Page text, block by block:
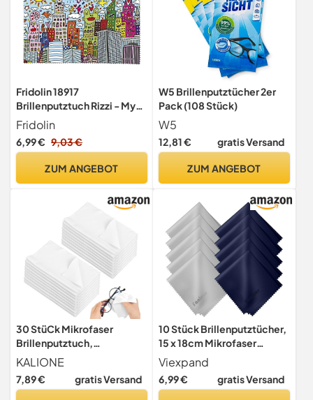
Fridolin 18917
Brillenputztuch Rizzi - My
New York City, Mikrofaser,
bunt, 18 x 12,5 x 1 cm
Fridolin
6,99 € 9,03 €
ZUM ANGEBOT
W5 Brillenputztücher 2er
Pack (108 Stück)
W5
12,81 € gratis Versand
ZUM ANGEBOT
30 StüCk Mikrofaser
Brillenputztuch,
Brillenputztuch 15 X 18 Cm
Mikrofaser-
BrillenreinigungstüCher
KALIONE
7,89 € gratis Versand
10 Stück Brillenputztücher,
15 x 18cm Mikrofaser
Reinigungstuch,
Streifenfrei
Reinigungstücher,
Viexpand
6,99 € gratis Versand